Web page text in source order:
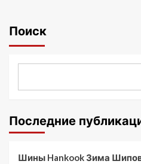
Поиск
Последние
Шины Hankook Зима